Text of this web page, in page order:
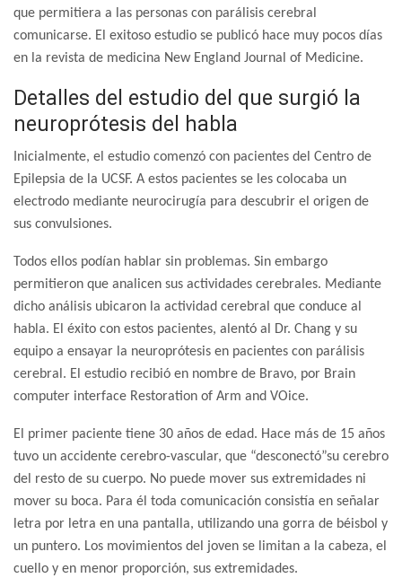
que permitiera a las personas con parálisis cerebral
comunicarse. El exitoso estudio se publicó hace muy pocos días
en la revista de medicina New England Journal of Medicine.
Detalles del estudio del que surgió la
neuroprótesis del habla
Inicialmente, el estudio comenzó con pacientes del Centro de
Epilepsia de la UCSF. A estos pacientes se les colocaba un
electrodo mediante neurocirugía para descubrir el origen de
sus convulsiones.
Todos ellos podían hablar sin problemas. Sin embargo
permitieron que analicen sus actividades cerebrales. Mediante
dicho análisis ubicaron la actividad cerebral que conduce al
habla. El éxito con estos pacientes, alentó al Dr. Chang y su
equipo a ensayar la neuroprótesis en pacientes con parálisis
cerebral. El estudio recibió en nombre de Bravo, por Brain
computer interface Restoration of Arm and VOice.
El primer paciente tiene 30 años de edad. Hace más de 15 años
tuvo un accidente cerebro-vascular, que “desconectó”su cerebro
del resto de su cuerpo. No puede mover sus extremidades ni
mover su boca. Para él toda comunicación consistía en señalar
letra por letra en una pantalla, utilizando una gorra de béisbol y
un puntero. Los movimientos del joven se limitan a la cabeza, el
cuello y en menor proporción, sus extremidades.